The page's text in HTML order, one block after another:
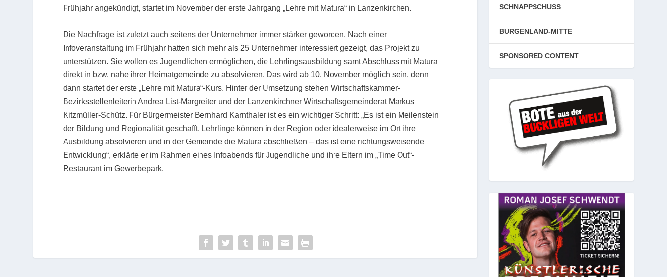
Frühjahr angekündigt, startet im November der erste Jahrgang „Lehre mit Matura“ in Lanzenkirchen.
Die Nachfrage ist zuletzt auch seitens der Unternehmer immer stärker geworden. Nach einer
Infoveranstaltung im Frühjahr hatten sich mehr als 25 Unternehmer interessiert gezeigt, das Projekt zu
unterstützen. Sie wollen es Jugendlichen ermöglichen, die Lehrlingsausbildung samt Abschluss mit Matura
direkt in bzw. nahe ihrer Heimatgemeinde zu absolvieren. Das wird ab 10. November möglich sein, denn
dann startet der erste „Lehre mit Matura“-Kurs. Hinter der Umsetzung stehen Wirtschaftskammer-
Bezirksstellenleiterin Andrea List-Margreiter und der Lanzenkirchner Wirtschaftsgemeinderat Markus
Kitzmüller-Schütz. Für Bürgermeister Bernhard Karnthaler ist es ein wichtiger Schritt: „Es ist ein Meilenstein
der Bildung und Regionalität geschafft. Lehrlinge können in der Region oder idealerweise im Ort ihre
Ausbildung absolvieren und in der Gemeinde die Matura abschließen – das ist eine richtungsweisende
Entwicklung“, erklärte er im Rahmen eines Infoabends für Jugendliche und ihre Eltern im „Time Out“-
Restaurant im Gewerbepark.
SCHNAPPSCHUSS
BURGENLAND-MITTE
SPONSORED CONTENT